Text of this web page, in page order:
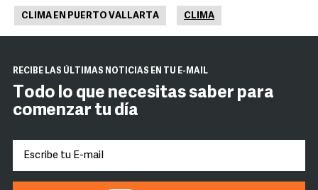
CLIMA EN PUERTO VALLARTA CLIMA
RECIBE LAS ÚLTIMAS NOTICIAS EN TU E-MAIL
Todo lo que necesitas saber para
comenzar tu día